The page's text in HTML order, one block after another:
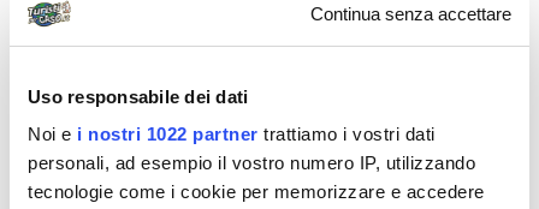
Continua senza accettare
Uso responsabile dei dati
Noi e i nostri 1022 partner trattiamo i vostri dati
personali, ad esempio il vostro numero IP, utilizzando
tecnologie come i cookie per memorizzare e accedere